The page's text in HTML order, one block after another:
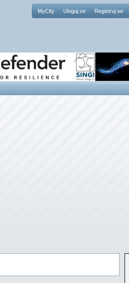
MyCity Uloguj se Registruj se